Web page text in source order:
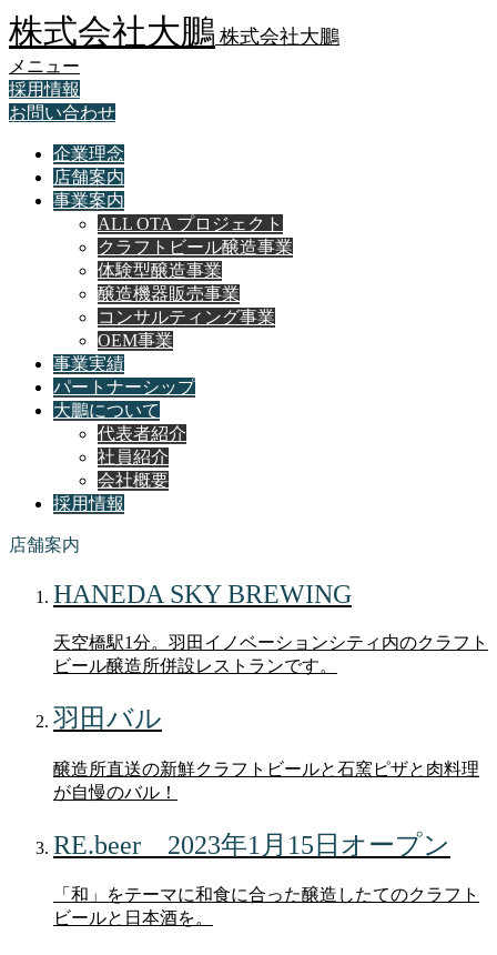
株式会社大鵬 株式会社大鵬
メニュー
採用情報
お問い合わせ
企業理念
店舗案内
事業案内
ALL OTA プロジェクト
クラフトビール醸造事業
体験型醸造事業
醸造機器販売事業
コンサルティング事業
OEM事業
事業実績
パートナーシップ
大鵬について
代表者紹介
社員紹介
会社概要
採用情報
店舗案内
HANEDA SKY BREWING
天空橋駅1分。羽田イノベーションシティ内のクラフト
ビール醸造所併設レストランです。
羽田バル
醸造所直送の新鮮クラフトビールと石窯ピザと肉料理
が自慢のバル！
RE.beer 2023年1月15日オープン
「和」をテーマに和食に合った醸造したてのクラフト
ビールと日本酒を。